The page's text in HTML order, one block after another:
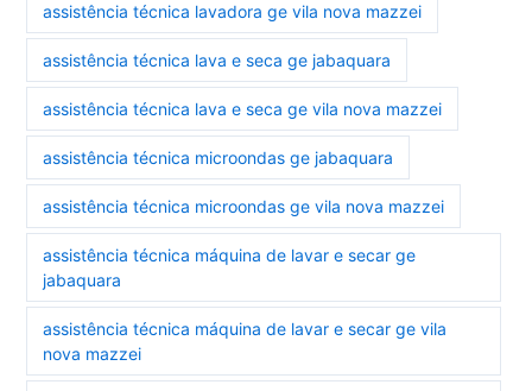
assistência técnica lavadora ge vila nova mazzei
assistência técnica lava e seca ge jabaquara
assistência técnica lava e seca ge vila nova mazzei
assistência técnica microondas ge jabaquara
assistência técnica microondas ge vila nova mazzei
assistência técnica máquina de lavar e secar ge
jabaquara
assistência técnica máquina de lavar e secar ge vila
nova mazzei